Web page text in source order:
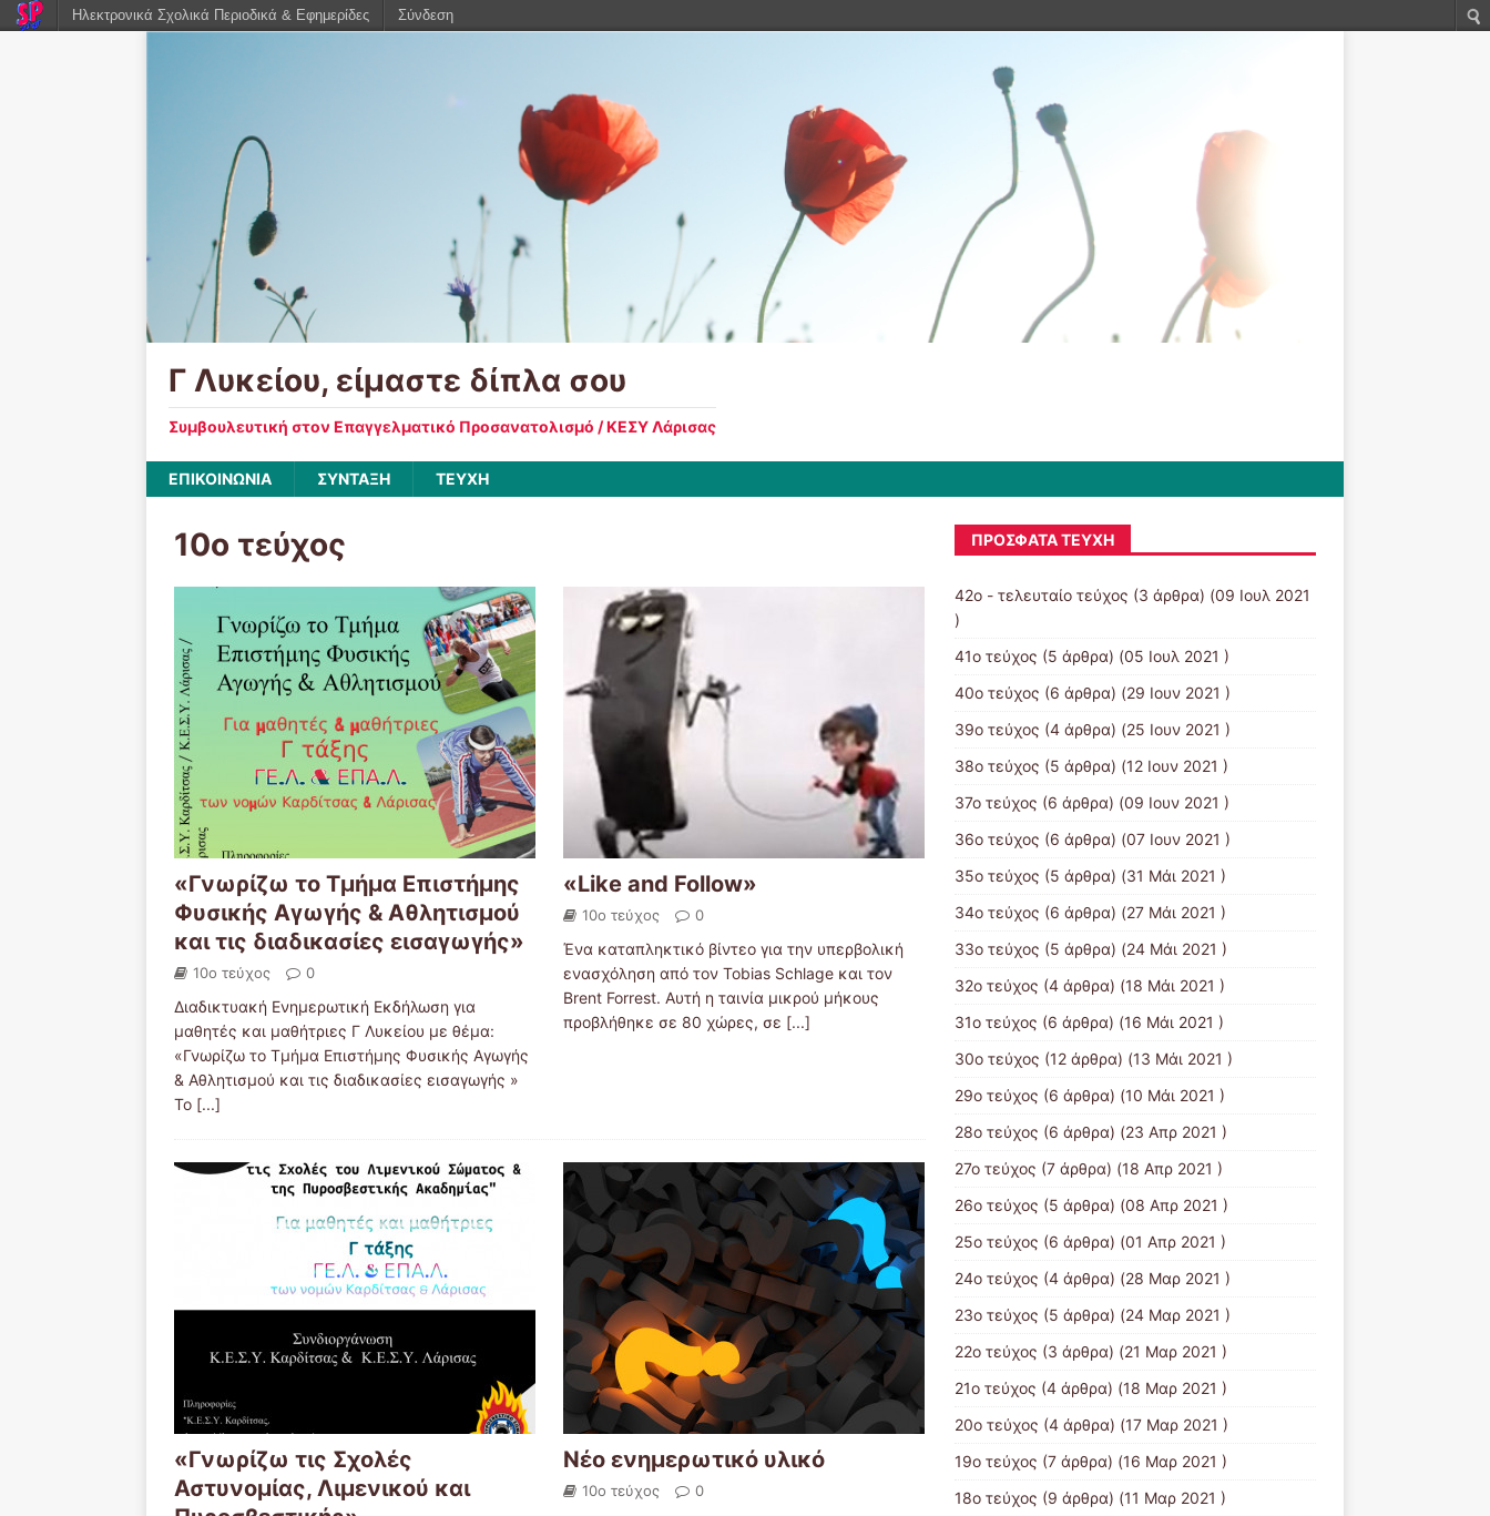
Γ Λυκείου, είμαστε δίπλα σου
Συμβουλευτική στον Επαγγελματικό Προσανατολισμό / ΚΕΣΥ Λάρισας
ΕΠΙΚΟΙΝΩΝΙΑ ΣΥΝΤΑΞΗ ΤΕΥΧΗ
10ο τεύχος
«Γνωρίζω το Τμήμα Επιστήμης
Φυσικής Αγωγής & Αθλητισμού
και τις διαδικασίες εισαγωγής»
10ο τεύχος 0
Διαδικτυακή Ενημερωτική Εκδήλωση για
μαθητές και μαθήτριες Γ Λυκείου με θέμα:
«Γνωρίζω το Τμήμα Επιστήμης Φυσικής Αγωγής
& Αθλητισμού και τις διαδικασίες εισαγωγής »
Το [...]
«Like and Follow»
10ο τεύχος 0
Ένα καταπληκτικό βίντεο για την υπερβολική
ενασχόληση από τον Tobias Schlage και τον
Brent Forrest. Αυτή η ταινία μικρού μήκους
προβλήθηκε σε 80 χώρες, σε [...]
«Γνωρίζω τις Σχολές
Αστυνομίας, Λιμενικού και
Νέο ενημερωτικό υλικό
10ο τεύχος 0
ΠΡΌΣΦΑΤΑ ΤΕΎΧΗ
42ο - τελευταίο τεύχος (3 άρθρα) (09 Ιουλ 2021
)
41ο τεύχος (5 άρθρα) (05 Ιουλ 2021 )
40ο τεύχος (6 άρθρα) (29 Ιουν 2021 )
39ο τεύχος (4 άρθρα) (25 Ιουν 2021 )
38ο τεύχος (5 άρθρα) (12 Ιουν 2021 )
37ο τεύχος (6 άρθρα) (09 Ιουν 2021 )
36ο τεύχος (6 άρθρα) (07 Ιουν 2021 )
35ο τεύχος (5 άρθρα) (31 Μάι 2021 )
34ο τεύχος (6 άρθρα) (27 Μάι 2021 )
33ο τεύχος (5 άρθρα) (24 Μάι 2021 )
32ο τεύχος (4 άρθρα) (18 Μάι 2021 )
31ο τεύχος (6 άρθρα) (16 Μάι 2021 )
30ο τεύχος (12 άρθρα) (13 Μάι 2021 )
29ο τεύχος (6 άρθρα) (10 Μάι 2021 )
28ο τεύχος (6 άρθρα) (23 Απρ 2021 )
27ο τεύχος (7 άρθρα) (18 Απρ 2021 )
26ο τεύχος (5 άρθρα) (08 Απρ 2021 )
25ο τεύχος (6 άρθρα) (01 Απρ 2021 )
24ο τεύχος (4 άρθρα) (28 Μαρ 2021 )
23ο τεύχος (5 άρθρα) (24 Μαρ 2021 )
22ο τεύχος (3 άρθρα) (21 Μαρ 2021 )
21ο τεύχος (4 άρθρα) (18 Μαρ 2021 )
20ο τεύχος (4 άρθρα) (17 Μαρ 2021 )
19ο τεύχος (7 άρθρα) (16 Μαρ 2021 )
18ο τεύχος (9 άρθρα) (11 Μαρ 2021 )
Ηλεκτρονικά Σχολικά Περιοδικά & Εφημερίδες Σύνδεση